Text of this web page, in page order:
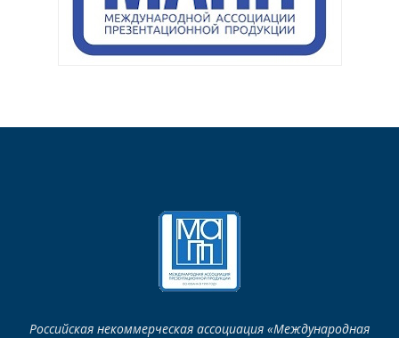
Российская некоммерческая ассоциация «Международная